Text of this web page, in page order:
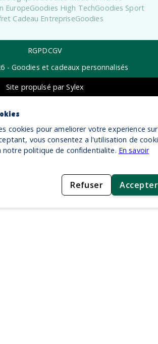
EuropeGoodies High TechGoodies Sport
Cadeau EntrepriseGoodies
RGPDCGV
- Goodies et cadeaux personnalisés
Site propulsé par Sylex
cookies pour ameliorer votre experience sur
vous consentez a l'utilisation de
notre politique de confidentialite. En savoir
Refuser Accepter